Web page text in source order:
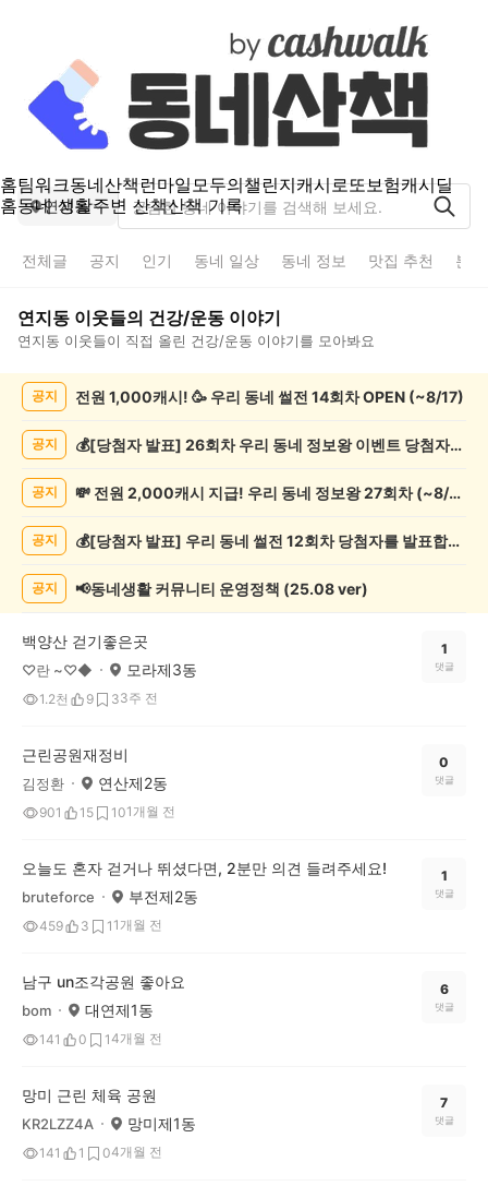
홈팀워크동네산책런마일모두의챌린지캐시로또보험캐시딜
홈동네 생활주변 산책산책 기록
연지동
전체글 공지 인기 동네 일상 동네 정보 맛집 추천 분
연지동 이웃들의 건강/운동 이야기
연지동 이웃들이 직접 올린 건강/운동 이야기를 모아봐요
록
공지 전원 1,000캐시! 🥳 우리 동네 썰전 14회차 OPEN (~8/17)
공지 💰[당첨자 발표] 26회차 우리 동네 정보왕 이벤트 당첨자를 발표합니다!
공지 💸 전원 2,000캐시 지급! 우리 동네 정보왕 27회차 (~8/10)
공지 💰[당첨자 발표] 우리 동네 썰전 12회차 당첨자를 발표합니다!
공지 📢동네생활 커뮤니티 운영정책 (25.08 ver)
백양산 걷기좋은곳
♡란 ~♡◆ 모라제3동
1.2천 9 33주 전
1
댓글
근린공원재정비
김정환 연산제2동
901 15 101개월 전
0
댓글
오늘도 혼자 걷거나 뛰셨다면, 2분만 의견 들려주세요!
bruteforce 부전제2동
459 3 1 1개월 전
1
댓글
남구 un조각공원 좋아요
bom 대연제1동
141 0 14개월 전
6
댓글
망미 근린 체육 공원
KR2LZZ4A 망미제1동
141 1 04개월 전
7
댓글